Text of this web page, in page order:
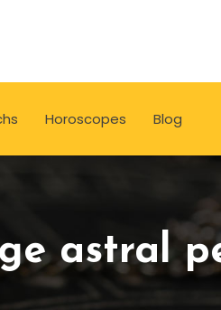
Horoscopes Blog
astral